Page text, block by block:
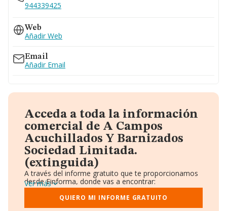
944339425
Web
Añadir Web
Email
Añadir Email
Acceda a toda la información
comercial de A Campos
Acuchillados Y Barnizados
Sociedad Limitada.
(extinguida)
A través del informe gratuito que te proporcionamos
desde Einforma, donde vas a encontrar:
Datos identificativos: Denominación, CIF,
Teléfono, Domicilio.
Informe Mercantil Completo (BORME).
Ver más
QUIERO MI INFORME GRATUITO